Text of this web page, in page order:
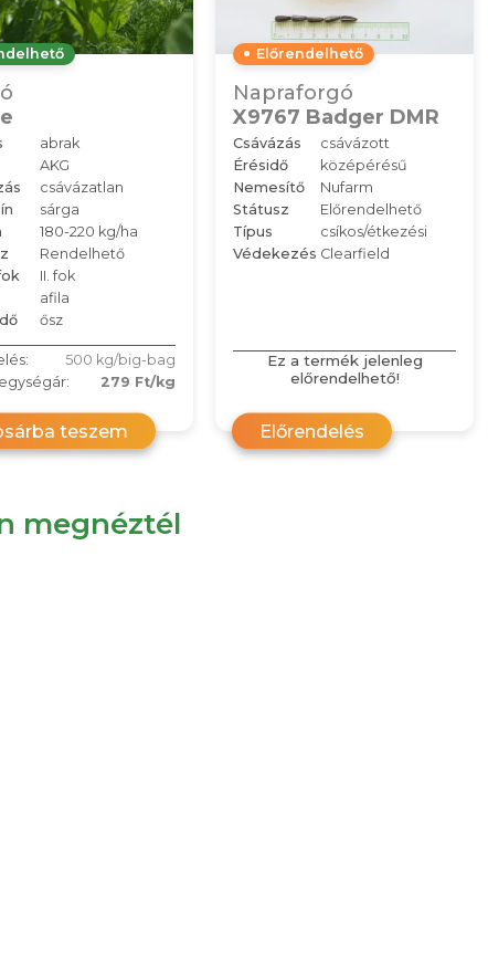
abrak
AKG
csávázatlan
sárga
180-220 kg/ha
Rendelhető
II. fok
afila
ősz
500 kg/big-bag
279 Ft/kg
teszem
Előrendelhető
Napraforgó
X9767 Badger DMR
Csávázás
csávázott
Érésidő
középérésű
Nemesítő
Nufarm
Státusz
Előrendelhető
Típus
csíkos/étkezési
Védekezés Clearfield
Ez a termék jelenleg
előrendelhető!
Előrendelés
megnéztél